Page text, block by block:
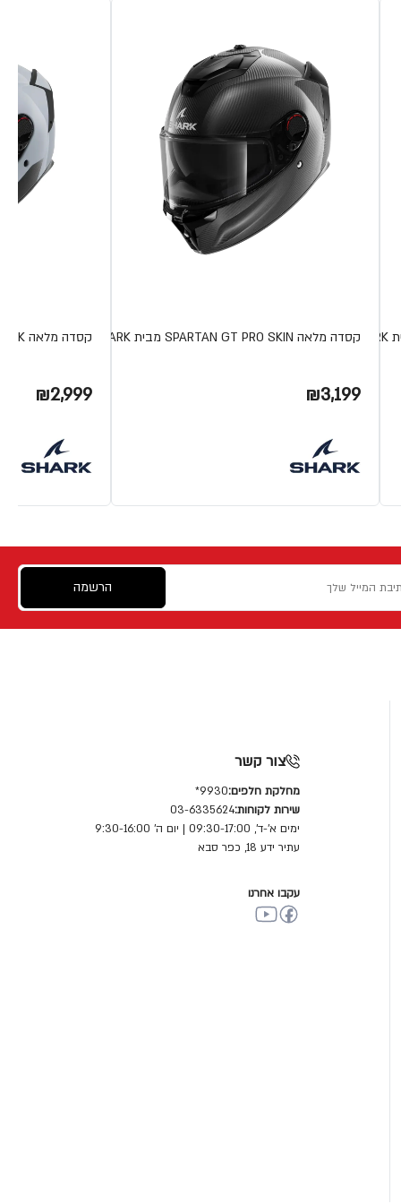
קסדה מלאה SPARTAN GT PRO SKIN מבית SHARK
₪3,199
קסדה מלאה SPARTAN GT PRO BLANK מבית SHARK
₪2,999
הרשמה
צור קשר
מחלקת חלפים:9930*
שירות לקוחות:03-6335624
ימים א'-ד', 09:30-17:00 | יום ה' 9:30-16:00
עתיר ידע 18, כפר סבא
עקבו אחרנו